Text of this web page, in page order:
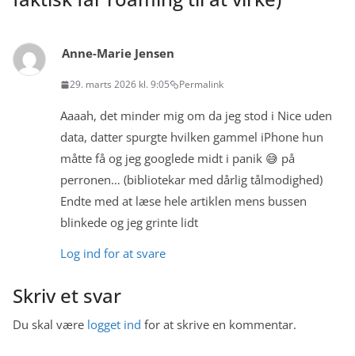
Anne-Marie Jensen
29. marts 2026 kl. 9:05 Permalink
Aaaah, det minder mig om da jeg stod i Nice uden
data, datter spurgte hvilken gammel iPhone hun
måtte få og jeg googlede midt i panik 😅 på
perronen… (bibliotekar med dårlig tålmodighed)
Endte med at læse hele artiklen mens bussen
blinkede og jeg grinte lidt
Log ind for at svare
Skriv et svar
Du skal være logget ind for at skrive en kommentar.